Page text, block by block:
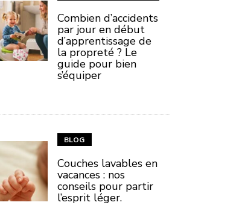
Combien d’accidents
par jour en début
d’apprentissage de
la propreté ? Le
guide pour bien
s’équiper
BLOG
Couches lavables en
vacances : nos
conseils pour partir
l’esprit léger.